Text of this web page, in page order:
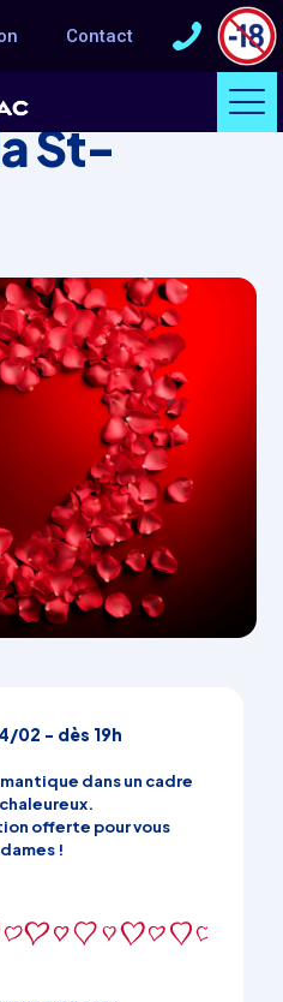
Contact
St-
02 - dès 19h
dans un cadre
offerte pour vous
!